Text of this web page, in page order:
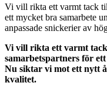
Vi vill rikta ett varmt tack
ett mycket bra samarbete
anpassade snickerier av
Vi vill rikta ett varmt
samarbetspartners för
Nu siktar vi mot ett nytt
kvalitet.